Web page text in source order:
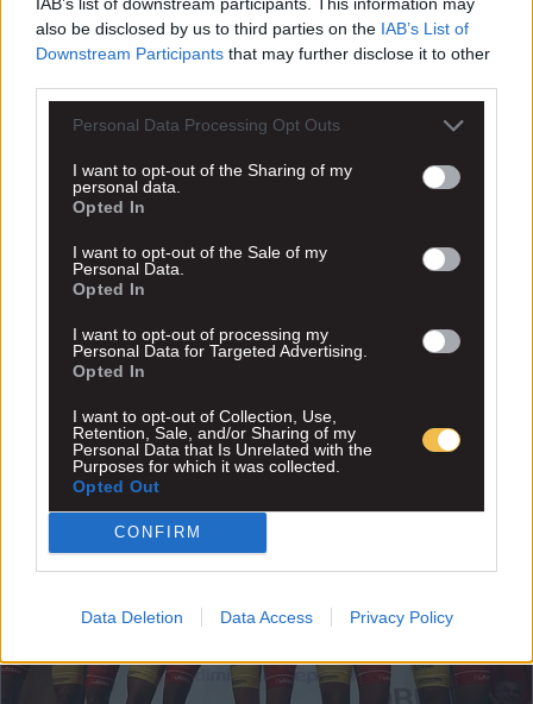
also be disclosed by us to third parties on the IAB’s List of
Downstream Participants that may further disclose it to other
Personal Data Processing Opt Outs
I want to opt-out of the Sharing of my
personal data.
Opted In
I want to opt-out of the Sale of my
Personal Data.
Opted In
I want to opt-out of processing my
Personal Data for Targeted Advertising.
Opted In
I want to opt-out of Collection, Use,
Retention, Sale, and/or Sharing of my
Personal Data that Is Unrelated with the
Purposes for which it was collected.
Opted Out
CONFIRM
Data Deletion Data Access Privacy Policy